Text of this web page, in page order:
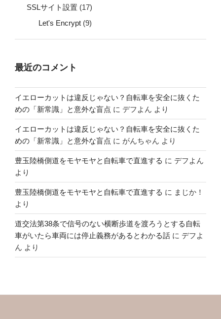
SSLサイト設置 (17)
Let's Encrypt (9)
最近のコメント
イエローカットは違反じゃない？自転車を安全に抜くた
めの「新常識」と意外な盲点 に デフよん より
イエローカットは違反じゃない？自転車を安全に抜くた
めの「新常識」と意外な盲点 に がんちゃん より
豊玉陸橋側道をモヤモヤと自転車で直進する に デフよん
より
豊玉陸橋側道をモヤモヤと自転車で直進する に まじか！
より
道交法第38条で信号のない横断歩道を渡ろうとする自転
車がいたら車両には停止義務があるとわかる話 に デフよ
ん より